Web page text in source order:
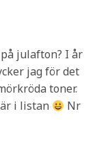
julafton? I år
jag för det
toner.
i listan
Nr